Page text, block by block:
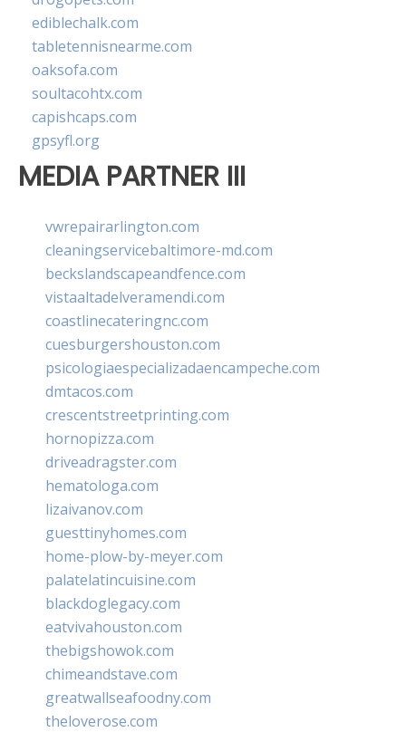
ediblechalk.com
tabletennisnearme.com
oaksofa.com
soultacohtx.com
capishcaps.com
gpsyfl.org
MEDIA PARTNER III
vwrepairarlington.com
cleaningservicebaltimore-md.com
beckslandscapeandfence.com
vistaaltadelveramendi.com
coastlinecateringnc.com
cuesburgershouston.com
psicologiaespecializadaencampeche.com
dmtacos.com
crescentstreetprinting.com
hornopizza.com
driveadragster.com
hematologa.com
lizaivanov.com
guesttinyhomes.com
home-plow-by-meyer.com
palatelatincuisine.com
blackdoglegacy.com
eatvivahouston.com
thebigshowok.com
chimeandstave.com
greatwallseafoodny.com
theloverose.com